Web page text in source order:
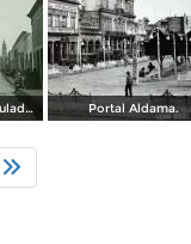
Calle de Lagos ( Circulada el 27 de Mayo de 1909 ). Portal Aldama.